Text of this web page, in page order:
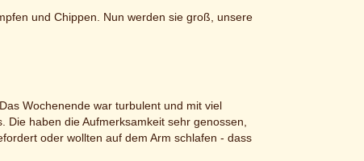
und Chippen. Nun werden sie groß, unsere
Wochenende war turbulent und mit viel
haben die Aufmerksamkeit sehr genossen,
oder wollten auf dem Arm schlafen - dass